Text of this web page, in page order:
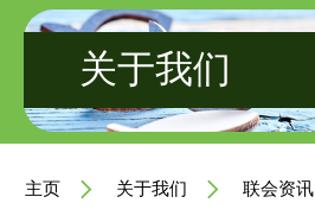
关于我们
主页 关于我们 联会资讯